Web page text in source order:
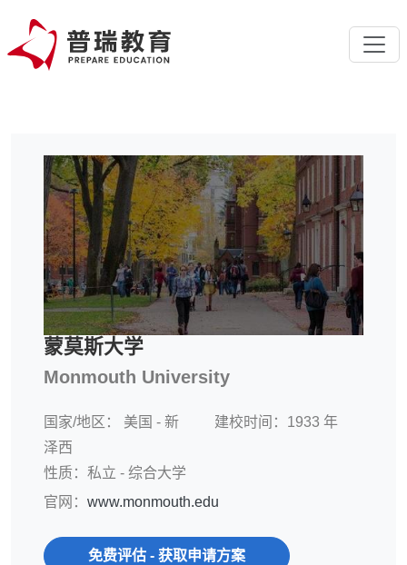
蒙莫斯大学
Monmouth University
国家/地区： 美国 - 新
泽西
性质：私立 - 综合大学
建校时间：1933 年
官网： www.monmouth.edu
免费评估 - 获取申请方案